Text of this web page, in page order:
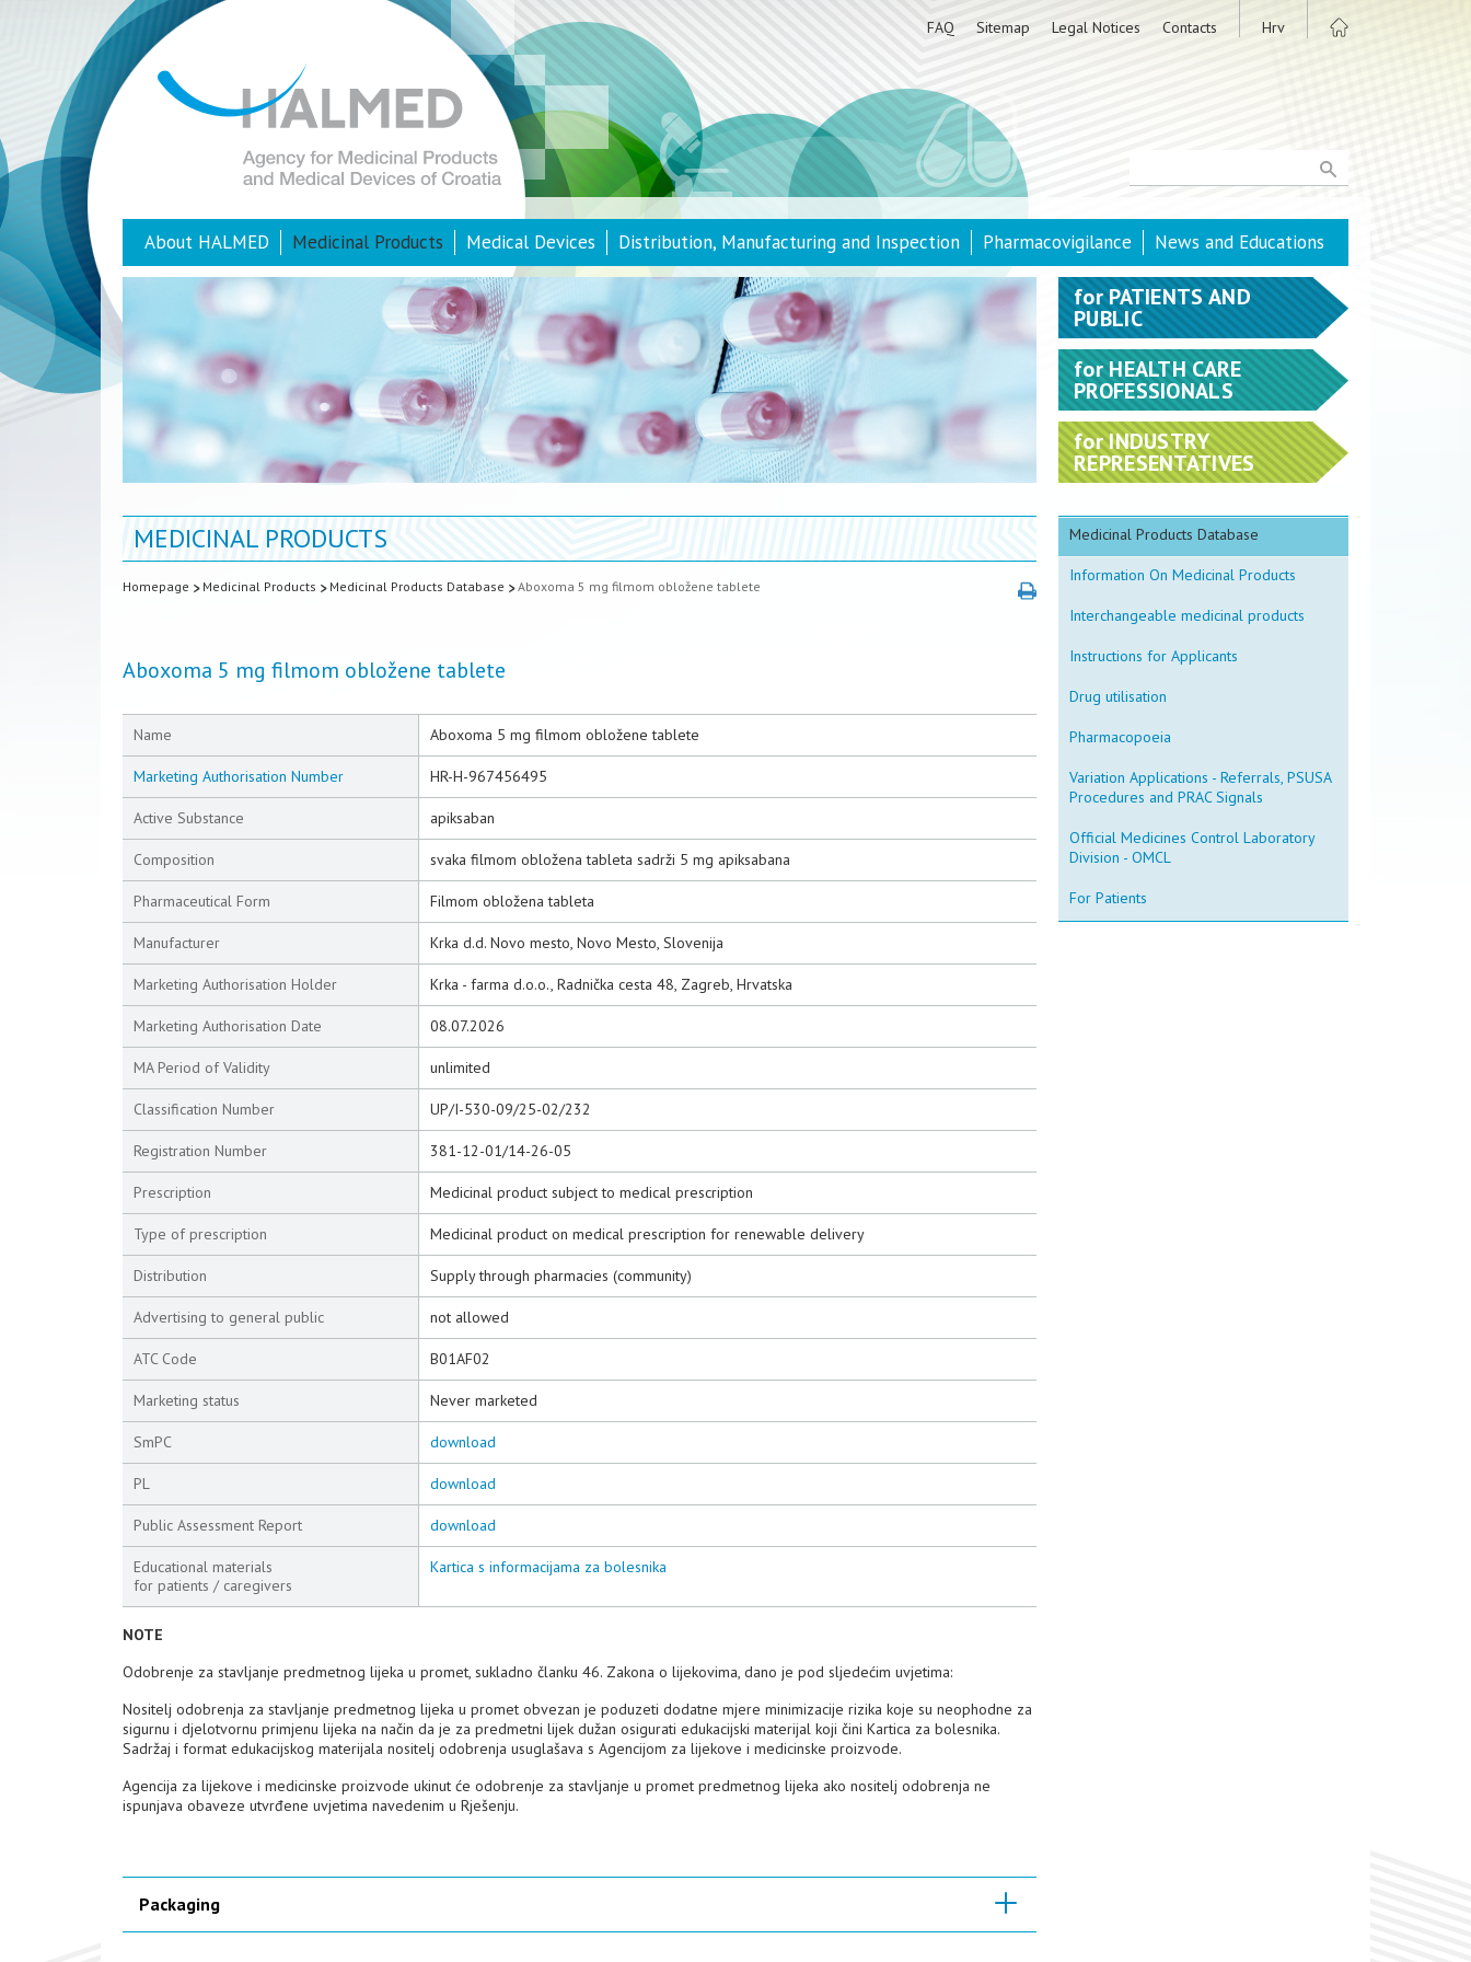
FAQ Sitemap Legal Notices Contacts Hrv
About HALMED Medicinal Products Medical Devices Distribution, Manufacturing and Inspection Pharmacovigilance News and Educations
MEDICINAL PRODUCTS
Homepage Medicinal Products Medicinal Products Database Aboxoma 5 mg filmom obložene tablete
Aboxoma 5 mg filmom obložene tablete
Name Aboxoma 5 mg filmom obložene tablete
Marketing Authorisation Number HR-H-967456495
Active Substance apiksaban
Composition svaka filmom obložena tableta sadrži 5 mg apiksabana
Pharmaceutical Form Filmom obložena tableta
Manufacturer Krka d.d. Novo mesto, Novo Mesto, Slovenija
Marketing Authorisation Holder Krka - farma d.o.o., Radnička cesta 48, Zagreb, Hrvatska
Marketing Authorisation Date 08.07.2026
MA Period of Validity unlimited
Classification Number UP/I-530-09/25-02/232
Registration Number 381-12-01/14-26-05
Prescription Medicinal product subject to medical prescription
Type of prescription Medicinal product on medical prescription for renewable delivery
Distribution Supply through pharmacies (community)
Advertising to general public not allowed
ATC Code B01AF02
Marketing status Never marketed
SmPC download
PL download
Public Assessment Report download
Educational materials
for patients / caregivers
Kartica s informacijama za bolesnika
NOTE
Odobrenje za stavljanje predmetnog lijeka u promet, sukladno članku 46. Zakona o lijekovima, dano je pod sljedećim uvjetima:
Nositelj odobrenja za stavljanje predmetnog lijeka u promet obvezan je poduzeti dodatne mjere minimizacije rizika koje su neophodne za
sigurnu i djelotvornu primjenu lijeka na način da je za predmetni lijek dužan osigurati edukacijski materijal koji čini Kartica za bolesnika.
Sadržaj i format edukacijskog materijala nositelj odobrenja usuglašava s Agencijom za lijekove i medicinske proizvode.
Agencija za lijekove i medicinske proizvode ukinut će odobrenje za stavljanje u promet predmetnog lijeka ako nositelj odobrenja ne
ispunjava obaveze utvrđene uvjetima navedenim u Rješenju.
Packaging
forPATIENTS AND
PUBLIC
forHEALTH CARE
PROFESSIONALS
forINDUSTRY
REPRESENTATIVES
Medicinal Products Database
Information On Medicinal Products
Interchangeable medicinal products
Instructions for Applicants
Drug utilisation
Pharmacopoeia
Variation Applications - Referrals, PSUSA
Procedures and PRAC Signals
Official Medicines Control Laboratory
Division - OMCL
For Patients